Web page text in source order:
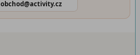
obchod@activity.cz